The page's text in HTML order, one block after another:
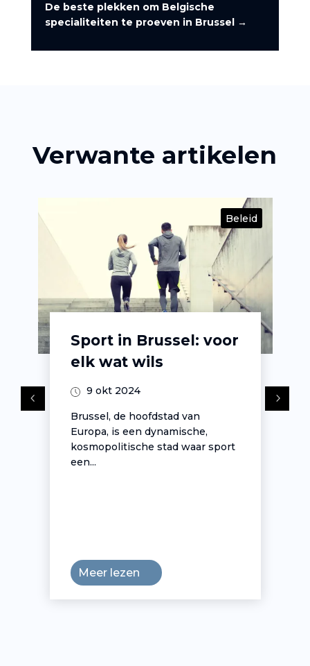
De beste plekken om Belgische
specialiteiten te proeven in Brussel→
Verwante artikelen
Beleid
Sport in Brussel: voor
elk wat wils
9 okt 2024
Brussel, de hoofdstad van
Europa, is een dynamische,
kosmopolitische stad waar sport
een...
Meer lezen